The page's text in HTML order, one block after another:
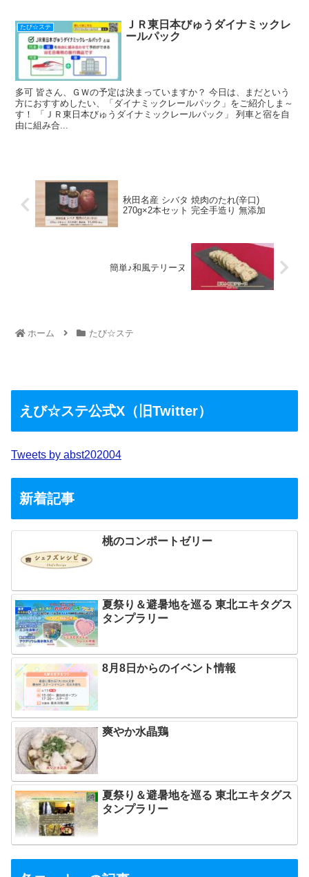
たび☆ステ
ＪＲ東日本びゅうダイナミックレ
ールパック
多可 皆さん、ＧＷの予定は決まっていますか？ 今日は、まだという
方におすすめしたい、「ダイナミックレールパック」をご紹介しま～
す！ 「ＪＲ東日本びゅうダイナミックレールパック」 列車と宿を自
由に組み合...
秋田名産 シバタ 焼肉のたれ(辛口)
270g×2本セット 完全手造り 無添加
簡単♪和風テリーヌ
ホーム たび☆ステ
えび☆ステ公式X（旧Twitter）
Tweets by abst202004
新着記事
桃のコンポートゼリー
夏祭り＆避暑地を巡る 東北エキタグス
タンプラリー
8月8日からのイベント情報
爽やか水晶鶏
夏祭り＆避暑地を巡る 東北エキタグス
タンプラリー